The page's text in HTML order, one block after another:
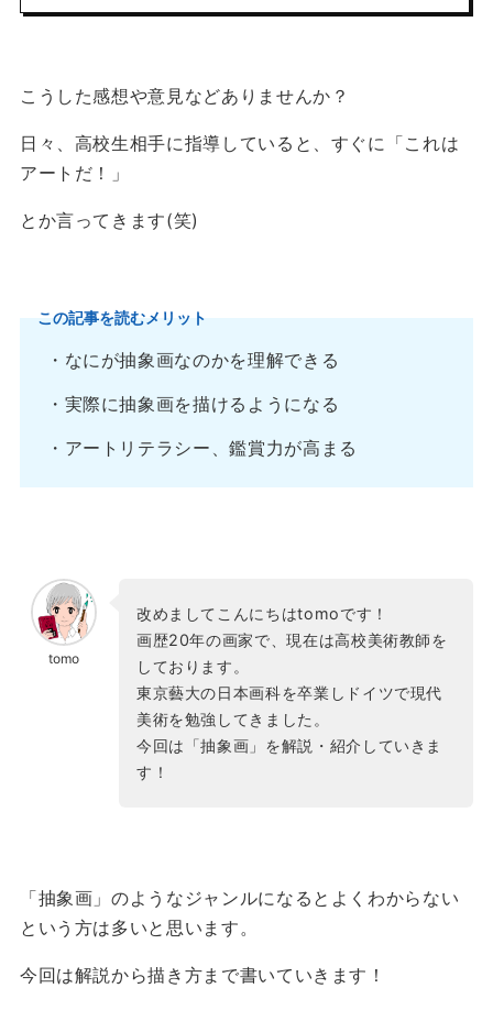
こうした感想や意見などありませんか？
日々、高校生相手に指導していると、すぐに「これは
アートだ！」
とか言ってきます(笑)
この記事を読むメリット
・なにが抽象画なのかを理解できる
・実際に抽象画を描けるようになる
・アートリテラシー、鑑賞力が高まる
tomo
改めましてこんにちはtomoです！
画歴20年の画家で、現在は高校美術教師を
しております。
東京藝大の日本画科を卒業しドイツで現代
美術を勉強してきました。
今回は「抽象画」を解説・紹介していきま
す！
「抽象画」のようなジャンルになるとよくわからない
という方は多いと思います。
今回は解説から描き方まで書いていきます！